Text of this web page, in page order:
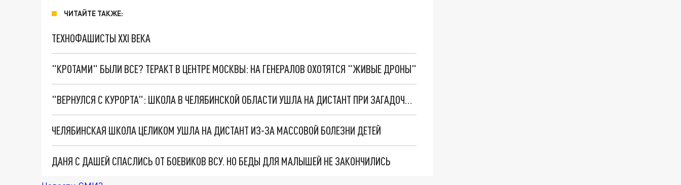
ЧИТАЙТЕ ТАКЖЕ:
ТЕХНОФАШИСТЫ XXI ВЕКА
"КРОТАМИ" БЫЛИ ВСЕ? ТЕРАКТ В ЦЕНТРЕ МОСКВЫ: НА ГЕНЕРАЛОВ ОХОТЯТСЯ "ЖИВЫЕ ДРОНЫ"
"ВЕРНУЛСЯ С КУРОРТА": ШКОЛА В ЧЕЛЯБИНСКОЙ ОБЛАСТИ УШЛА НА ДИСТАНТ ПРИ ЗАГАДОЧНЫХ ОБСТОЯТЕЛЬСТВАХ
ЧЕЛЯБИНСКАЯ ШКОЛА ЦЕЛИКОМ УШЛА НА ДИСТАНТ ИЗ-ЗА МАССОВОЙ БОЛЕЗНИ ДЕТЕЙ
ДАНЯ С ДАШЕЙ СПАСЛИСЬ ОТ БОЕВИКОВ ВСУ. НО БЕДЫ ДЛЯ МАЛЫШЕЙ НЕ ЗАКОНЧИЛИСЬ